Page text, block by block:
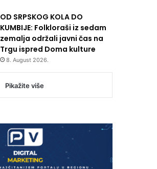
OD SRPSKOG KOLA DO
KUMBIJE: Folkloraši iz sedam
zemalja održali javni čas na
Trgu ispred Doma kulture
8. August 2026.
Pikažite više